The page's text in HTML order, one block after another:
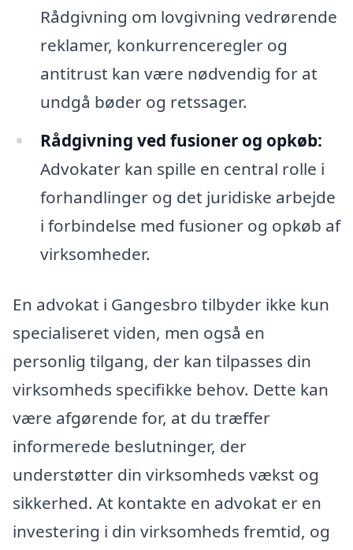
Rådgivning om lovgivning vedrørende
reklamer, konkurrenceregler og
antitrust kan være nødvendig for at
undgå bøder og retssager.
Rådgivning ved fusioner og opkøb:
Advokater kan spille en central rolle i
forhandlinger og det juridiske arbejde
i forbindelse med fusioner og opkøb af
virksomheder.
En advokat i Gangesbro tilbyder ikke kun
specialiseret viden, men også en
personlig tilgang, der kan tilpasses din
virksomheds specifikke behov. Dette kan
være afgørende for, at du træffer
informerede beslutninger, der
understøtter din virksomheds vækst og
sikkerhed. At kontakte en advokat er en
investering i din virksomheds fremtid, og